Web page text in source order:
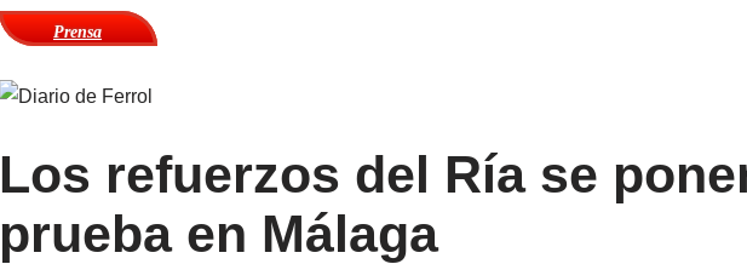
Prensa
Los refuerzos del Ría se
prueba en Málaga